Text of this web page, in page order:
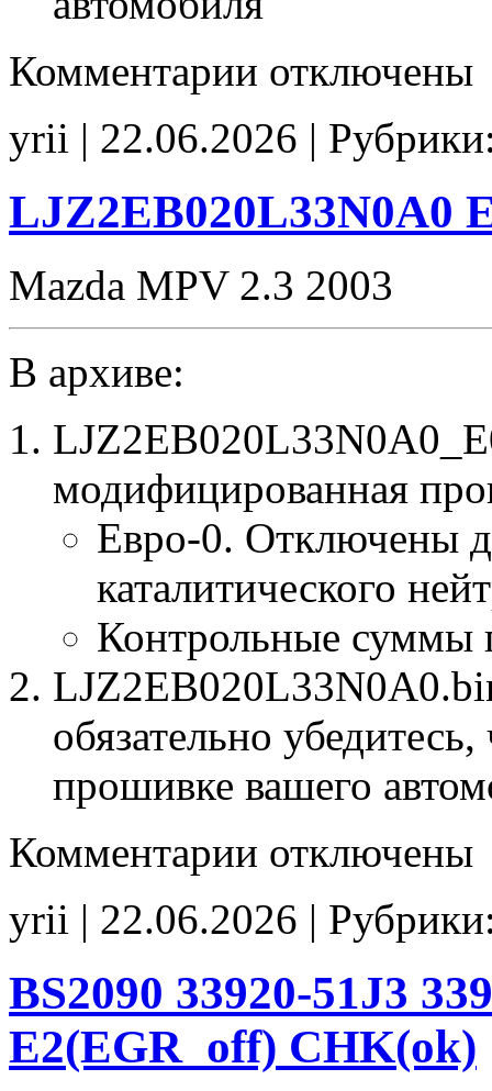
Комментарии записи
J160
Stage1
SpLim250
noCHK
отключены
yrii | 22.06.2026 |
LJZ2EB020L33N0A0
Mazda MPV 2.3 2003
В архиве:
модифицированная
Евро-0. Отключены
каталитического
Контрольные суммы
обязательно
прошивке вашего
Комментарии записи
CHK(ok)
отключены
yrii | 22.06.2026 |
BS2090 33920-51J3
E2(EGR_off) CHK(ok)